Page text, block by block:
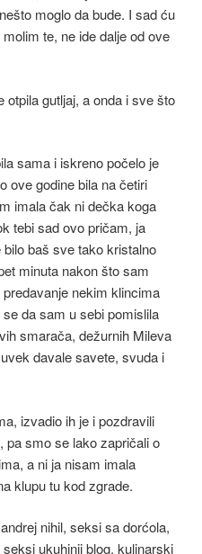
moglo da bude. I sad ću
te, ne ide dalje od ove
gutljaj, a onda i sve što
sama i iskreno počelo je
ove godine bila na četiri
imala čak ni dečka koga
tebi sad ovo pričam, ja
baš sve tako kristalno
minuta nakon što sam
nekim klincima
da sam u sebi pomislila
smarača, dežurnih Mileva
davale savete, svuda i
izvadio ih je i pozdravili
pa smo se lako zapričali o
a ni ja nisam imala
klupu tu kod zgrade.